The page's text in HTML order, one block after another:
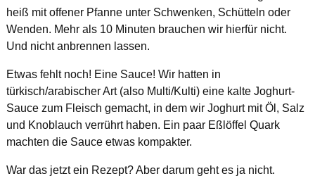
heiß mit offener Pfanne unter Schwenken, Schütteln oder
Wenden. Mehr als 10 Minuten brauchen wir hierfür nicht.
Und nicht anbrennen lassen.
Etwas fehlt noch! Eine Sauce! Wir hatten in
türkisch/arabischer Art (also Multi/Kulti) eine kalte Joghurt-
Sauce zum Fleisch gemacht, in dem wir Joghurt mit Öl, Salz
und Knoblauch verrührt haben. Ein paar Eßlöffel Quark
machten die Sauce etwas kompakter.
War das jetzt ein Rezept? Aber darum geht es ja nicht.